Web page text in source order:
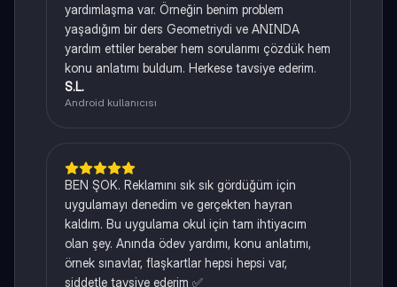
yardımlaşma var. Örneğin benim problem
yaşadığım bir ders Geometriydi ve ANINDA
yardım ettiler beraber hem sorularımı çözdük hem
konu anlatımı buldum. Herkese tavsiye ederim.
S.L.
Android kullanıcısı
BEN ŞOK. Reklamını sık sık gördüğüm için
uygulamayı denedim ve gerçekten hayran
kaldım. Bu uygulama okul için tam ihtiyacım
olan şey. Anında ödev yardımı, konu anlatımı,
örnek sınavlar, flaşkartlar hepsi hepsi var,
şiddetle tavsiye ederim ✅